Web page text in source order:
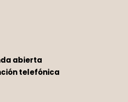
abierta
telefónica